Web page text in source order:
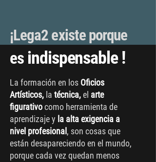
¡Lega2 existe porque
es indispensable !
La formación en los Oficios
Artísticos, la técnica,el arte
figurativocomo herramienta de
aprendizaje y la alta exigencia a
nivel profesional , son cosas que
están desapareciendo en el mundo,
porque cada vez quedan menos